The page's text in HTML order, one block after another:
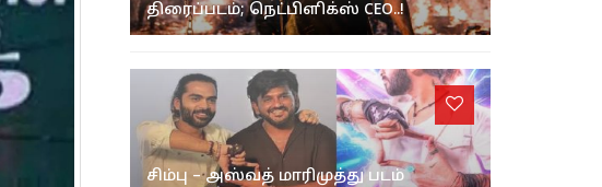
திரைப்படம்; நெட்பிளிக்ஸ் CEO..!
சிம்பு – அஸ்வத் மாரிமுத்து படம்